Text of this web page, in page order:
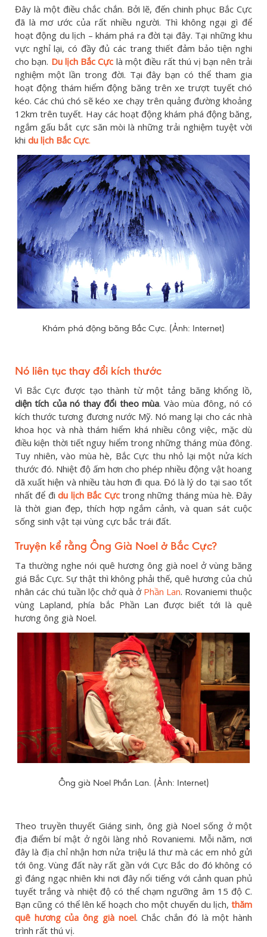
Đây là một điều chắc chắn. Bởi lẽ, đến chinh phục Bắc Cực
đã là mơ ước của rất nhiều người. Thì không ngại gì để
hoạt động du lịch – khám phá ra đời tại đây. Tại những khu
vực nghỉ lại, có đầy đủ các trang thiết đảm bảo tiện nghi
cho bạn. Du lịch Bắc Cực là một điều rất thú vị bạn nên trải
nghiệm một lần trong đời. Tại đây bạn có thể tham gia
hoạt động thám hiểm động băng trên xe trượt tuyết chó
kéo. Các chú chó sẽ kéo xe chạy trên quảng đường khoảng
12km trên tuyết. Hay các hoạt động khám phá động băng,
ngắm gấu bắt cực săn mòi là những trải nghiệm tuyệt vời
khi du lịch Bắc Cực.
Khám phá động băng Bắc Cực. (Ảnh: Internet)
Nó liên tục thay đổi kích thước
Vì Bắc Cực được tạo thành từ một tảng băng khổng lồ,
diện tích của nó thay đổi theo mùa. Vào mùa đông, nó có
kích thước tương đương nước Mỹ. Nó mang lại cho các nhà
khoa học và nhà thám hiểm khá nhiều công việc, mặc dù
điều kiện thời tiết nguy hiểm trong những tháng mùa đông.
Tuy nhiên, vào mùa hè, Bắc Cực thu nhỏ lại một nửa kích
thước đó. Nhiệt độ ấm hơn cho phép nhiều động vật hoang
dã xuất hiện và nhiều tàu hơn đi qua. Đó là lý do tại sao tốt
nhất để đidu lịch Bắc Cựctrong những tháng mùa hè. Đây
là thời gian đẹp, thích hợp ngắm cảnh, và quan sát cuộc
sống sinh vật tại vùng cực bắc trái đất.
Truyện kể rằng Ông Già Noel ở Bắc Cực?
Ta thường nghe nói quê hương ông già noel ở vùng băng
giá Bắc Cực. Sự thật thì không phải thế, quê hương của chủ
nhân các chú tuần lộc chở quà ở Phần Lan. Rovaniemi thuộc
vùng Lapland, phía bắc Phần Lan được biết tới là quê
hương ông già Noel.
Ông già Noel Phần Lan. (Ảnh: Internet)
Theo truyền thuyết Giáng sinh, ông già Noel sống ở một
địa điểm bí mật ở ngôi làng nhỏ Rovaniemi. Mỗi năm, nơi
đây là địa chỉ nhận hơn nửa triệu lá thư mà các em nhỏ gửi
tới ông. Vùng đất này rất gần với Cực Bắc do đó không có
gì đáng ngạc nhiên khi nơi đây nổi tiếng với cảnh quan phủ
tuyết trắng và nhiệt độ có thể chạm ngưỡng âm 15 độ C.
Bạn cũng có thể lên kế hoạch cho một chuyến du lịch, thăm
quê hương của ông già noel. Chắc chắn đó là một hành
trình rất thú vị.